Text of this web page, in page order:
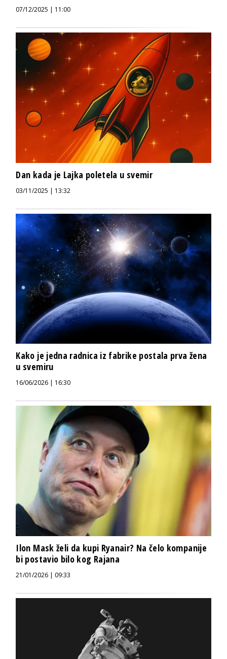
07/12/2025 | 11:00
Dan kada je Lajka poletela u svemir
03/11/2025 | 13:32
Kako je jedna radnica iz fabrike postala prva žena
u svemiru
16/06/2026 | 16:30
Ilon Mask želi da kupi Ryanair? Na čelo kompanije
bi postavio bilo kog Rajana
21/01/2026 | 09:33